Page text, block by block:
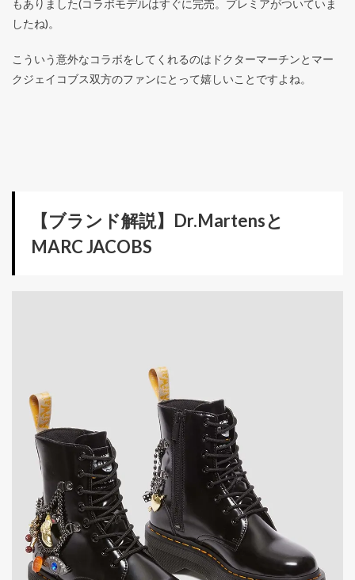
もありました(コラボモデルはすぐに完売。プレミアがついていま
したね)。
こういう意外なコラボをしてくれるのはドクターマーチンとマー
クジェイコブス双方のファンにとって嬉しいことですよね。
【ブランド解説】Dr.Martensと
MARC JACOBS